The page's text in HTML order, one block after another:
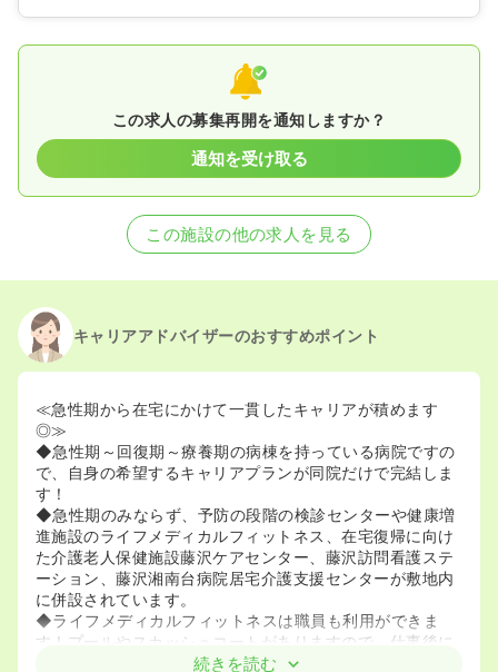
この求人の募集再開を通知しますか？
通知を受け取る
この施設の他の求人を見る
キャリアアドバイザーのおすすめポイント
≪急性期から在宅にかけて一貫したキャリアが積めます
◎≫
◆急性期～回復期～療養期の病棟を持っている病院ですの
で、自身の希望するキャリアプランが同院だけで完結しま
す！
◆急性期のみならず、予防の段階の検診センターや健康増
進施設のライフメディカルフィットネス、在宅復帰に向け
た介護老人保健施設藤沢ケアセンター、藤沢訪問看護ステ
ーション、藤沢湘南台病院居宅介護支援センターが敷地内
に併設されています。
◆ライフメディカルフィットネスは職員も利用ができま
す！プールやスカッシュコートがありますので、仕事後に
リフレッシュとして活用しているナースも多数いらっしゃ
続きを読む